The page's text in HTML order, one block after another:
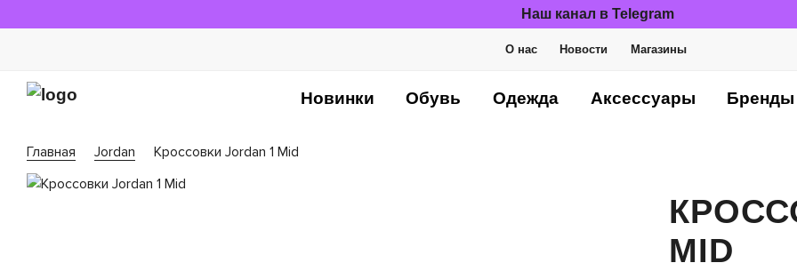
Наш канал в Telegram
О нас Новости Магазины
Новинки Обувь Одежда Аксессуары Бренды
Главная Jordan Кроссовки Jordan 1 Mid
MID